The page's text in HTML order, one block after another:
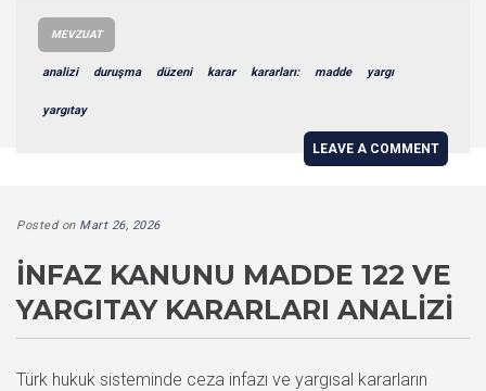
MEVZUAT
analizi duruşma düzeni karar kararları: madde yargı
yargıtay
LEAVE A COMMENT
Posted on Mart 26, 2026
İNFAZ KANUNU MADDE 122 VE
YARGITAY KARARLARI ANALIZI
Türk hukuk sisteminde ceza infazı ve yargısal kararların